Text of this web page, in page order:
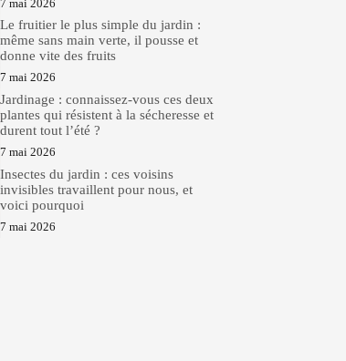
7 mai 2026
Le fruitier le plus simple du jardin :
même sans main verte, il pousse et
donne vite des fruits
7 mai 2026
Jardinage : connaissez-vous ces deux
plantes qui résistent à la sécheresse et
durent tout l’été ?
7 mai 2026
Insectes du jardin : ces voisins
invisibles travaillent pour nous, et
voici pourquoi
7 mai 2026